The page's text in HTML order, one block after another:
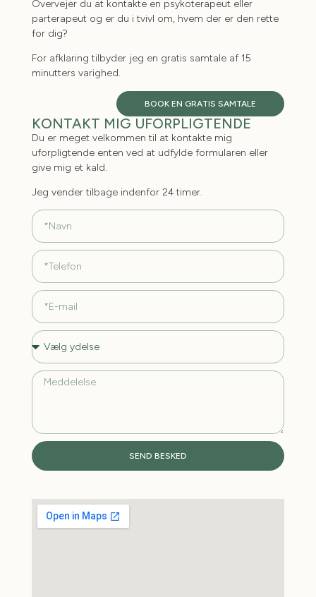
Overvejer du at kontakte en psykoterapeut eller
parterapeut og er du i tvivl om, hvem der er den rette
for dig?
For afklaring tilbyder jeg en gratis samtale af 15
minutters varighed.
BOOK EN GRATIS SAMTALE
KONTAKT MIG UFORPLIGTENDE
Du er meget velkommen til at kontakte mig
uforpligtende enten ved at udfylde formularen eller
give mig et kald.
Jeg vender tilbage indenfor 24 timer.
SEND BESKED